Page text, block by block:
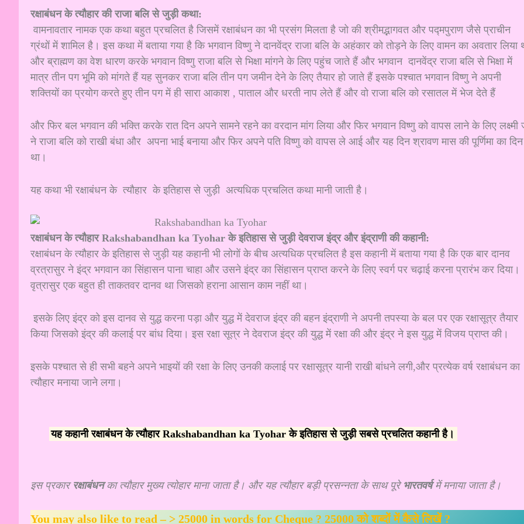
रक्षाबंधन के त्यौहार की राजा बलि से जुड़ी कथा:
वामनावतार नामक एक कथा बहुत प्रचलित है जिसमें रक्षाबंधन का भी प्रसंग मिलता है जो की श्रीमद्भागवत और पद्मपुराण जैसे प्राचीन
ग्रंथों में शामिल है। इस कथा में बताया गया है कि भगवान विष्णु ने दानवेंद्र राजा बलि के अहंकार को तोड़ने के लिए वामन का अवतार लिया
और ब्राह्मण का वेश धारण करके भगवान विष्णु राजा बलि से भिक्षा मांगने के लिए पहुंच जाते हैं और भगवान दानवेंद्र राजा बलि से भिक्षा में
मात्र तीन पग भूमि को मांगते हैं यह सुनकर राजा बलि तीन पग जमीन देने के लिए तैयार हो जाते हैं इसके पश्चात भगवान विष्णु ने अपनी
शक्तियों का प्रयोग करते हुए तीन पग में ही सारा आकाश , पाताल और धरती नाप लेते हैं और वो राजा बलि को रसातल में भेज देते हैं
और फिर बल भगवान की भक्ति करके रात दिन अपने सामने रहने का वरदान मांग लिया और फिर भगवान विष्णु को वापस लाने के लिए लक्ष्मी
ने राजा बलि को राखी बंधा और अपना भाई बनाया और फिर अपने पति विष्णु को वापस ले आई और यह दिन श्रावण मास की पूर्णिमा का दिन
था।
यह कथा भी रक्षाबंधन के त्यौहार के इतिहास से जुड़ी अत्यधिक प्रचलित कथा मानी जाती है।
रक्षाबंधन के त्यौहार Rakshabandhan ka Tyohar के इतिहास से जुड़ी देवराज इंद्र और इंद्राणी की कहानी:
रक्षाबंधन के त्यौहार के इतिहास से जुड़ी यह कहानी भी लोगों के बीच अत्यधिक प्रचलित है इस कहानी में बताया गया है कि एक बार दानव
व्रत्रासुर ने इंद्र भगवान का सिंहासन पाना चाहा और उसने इंद्र का सिंहासन प्राप्त करने के लिए स्वर्ग पर चढ़ाई करना प्रारंभ कर दिया।
वृत्रासुर एक बहुत ही ताकतवर दानव था जिसको हराना आसान काम नहीं था।
इसके लिए इंद्र को इस दानव से युद्ध करना पड़ा और युद्ध में देवराज इंद्र की बहन इंद्राणी ने अपनी तपस्या के बल पर एक रक्षासूत्र तैयार
किया जिसको इंद्र की कलाई पर बांध दिया। इस रक्षा सूत्र ने देवराज इंद्र की युद्ध में रक्षा की और इंद्र ने इस युद्ध में विजय प्राप्त की।
इसके पश्चात से ही सभी बहने अपने भाइयों की रक्षा के लिए उनकी कलाई पर रक्षासूत्र यानी राखी बांधने लगी,औरप्रत्येक वर्ष रक्षाबंधन का
त्यौहार मनाया जाने लगा।
यह कहानी रक्षाबंधन के त्यौहार Rakshabandhan ka Tyohar के इतिहास से जुड़ी सबसे प्रचलित कहानी है।
इस प्रकार रक्षाबंधनका त्यौहार मुख्य त्योहार माना जाता है। और यह त्यौहार बड़ी प्रसन्नता के साथ पूरे भारतवर्षमें मनाया जाता है।
You may also like to read – > 25000 in words for Cheque ? 25000 को शब्दों में कैसे लिखें ?